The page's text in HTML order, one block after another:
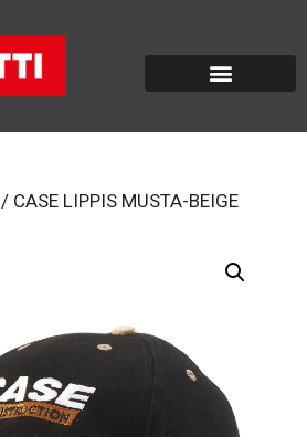
/ CASE LIPPIS MUSTA-BEIGE